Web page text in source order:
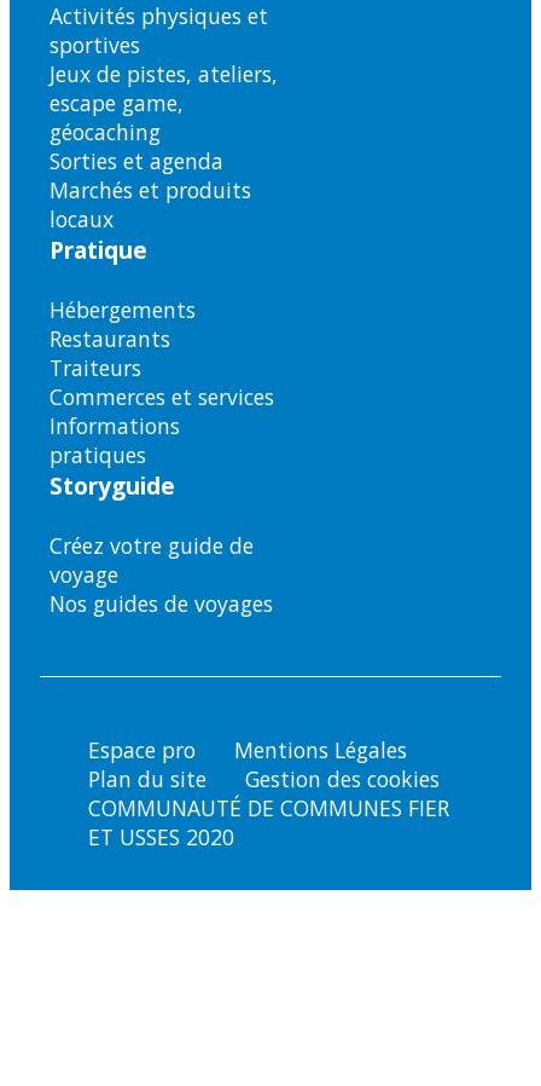
Activités physiques et
sportives
Jeux de pistes, ateliers,
escape game,
géocaching
Sorties et agenda
Marchés et produits
locaux
Pratique
Hébergements
Restaurants
Traiteurs
Commerces et services
Informations
pratiques
Storyguide
Créez votre guide de
voyage
Nos guides de voyages
Espace pro
Mentions Légales
Plan du site
Gestion des cookies